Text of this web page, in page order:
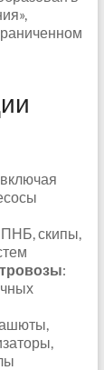
ПНБ, скипы,
: